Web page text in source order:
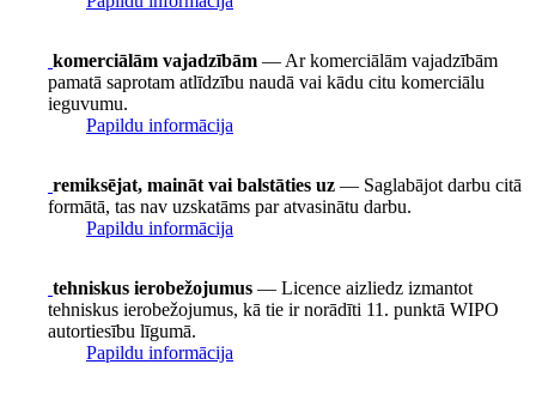
komerciālām vajadzībām — Ar komerciālām vajadzībām
pamatā saprotam atlīdzību naudā vai kādu citu komerciālu
ieguvumu.
Papildu informācija
remiksējat, maināt vai balstāties uz — Saglabājot darbu citā
formātā, tas nav uzskatāms par atvasinātu darbu.
Papildu informācija
tehniskus ierobežojumus — Licence aizliedz izmantot
tehniskus ierobežojumus, kā tie ir norādīti 11. punktā WIPO
autortiesību līgumā.
Papildu informācija